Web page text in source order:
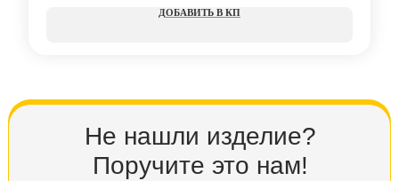
КП
Не нашли изделие?
Поручите это нам!